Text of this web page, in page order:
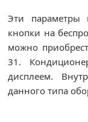
Эти параметры
кнопки на
можно
31.
дисплеем.
данного типа